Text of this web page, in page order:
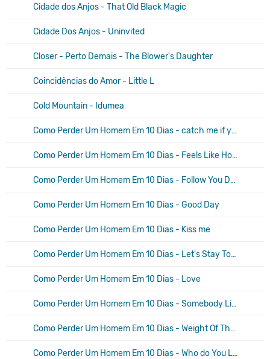
Cidade dos Anjos - That Old Black Magic
Cidade Dos Anjos - Uninvited
Closer - Perto Demais - The Blower's Daughter
Coincidências do Amor - Little L
Cold Mountain - Idumea
Como Perder Um Homem Em 10 Dias - catch me if you can
Como Perder Um Homem Em 10 Dias - Feels Like Home
Como Perder Um Homem Em 10 Dias - Follow You Down
Como Perder Um Homem Em 10 Dias - Good Day
Como Perder Um Homem Em 10 Dias - Kiss me
Como Perder Um Homem Em 10 Dias - Let's Stay Together
Como Perder Um Homem Em 10 Dias - Love
Como Perder Um Homem Em 10 Dias - Somebody Like You
Como Perder Um Homem Em 10 Dias - Weight Of The World
Como Perder Um Homem Em 10 Dias - Who do You Love?